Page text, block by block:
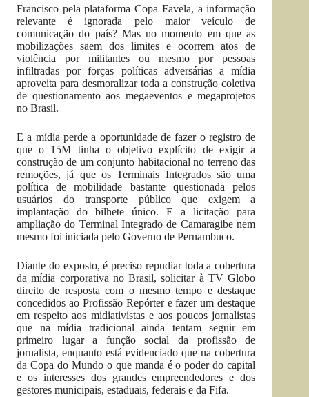
Francisco pela plataforma Copa Favela, a informação
relevante é ignorada pelo maior veículo de
comunicação do país? Mas no momento em que as
mobilizações saem dos limites e ocorrem atos de
violência por militantes ou mesmo por pessoas
infiltradas por forças políticas adversárias a mídia
aproveita para desmoralizar toda a construção coletiva
de questionamento aos megaeventos e megaprojetos
no Brasil.
E a mídia perde a oportunidade de fazer o registro de
que o 15M tinha o objetivo explícito de exigir a
construção de um conjunto habitacional no terreno das
remoções, já que os Terminais Integrados são uma
política de mobilidade bastante questionada pelos
usuários do transporte público que exigem a
implantação do bilhete único. E a licitação para
ampliação do Terminal Integrado de Camaragibe nem
mesmo foi iniciada pelo Governo de Pernambuco.
Diante do exposto, é preciso repudiar toda a cobertura
da mídia corporativa no Brasil, solicitar à TV Globo
direito de resposta com o mesmo tempo e destaque
concedidos ao Profissão Repórter e fazer um destaque
em respeito aos midiativistas e aos poucos jornalistas
que na mídia tradicional ainda tentam seguir em
primeiro lugar a função social da profissão de
jornalista, enquanto está evidenciado que na cobertura
da Copa do Mundo o que manda é o poder do capital
e os interesses dos grandes empreendedores e dos
gestores municipais, estaduais, federais e da Fifa.